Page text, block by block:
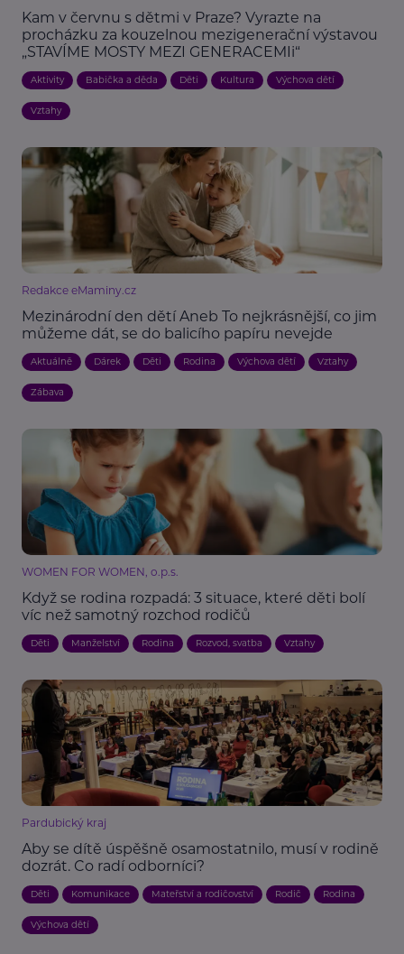
Kam v červnu s dětmi v Praze? Vyrazte na
procházku za kouzelnou mezigenerační výstavou
„STAVÍME MOSTY MEZI GENERACEMIi“
Aktivity Babička a děda Děti Kultura Výchova dětí
Vztahy
Redakce eMaminy.cz
Mezinárodní den dětí Aneb To nejkrásnější, co jim
můžeme dát, se do balicího papíru nevejde
Aktuálně Dárek Děti Rodina Výchova dětí Vztahy
Zábava
WOMEN FOR WOMEN, o.p.s.
Když se rodina rozpadá: 3 situace, které děti bolí
víc než samotný rozchod rodičů
Děti Manželství Rodina Rozvod, svatba Vztahy
Pardubický kraj
Aby se dítě úspěšně osamostatnilo, musí v rodině
dozrát. Co radí odborníci?
Děti Komunikace Mateřství a rodičovství Rodič Rodina
Výchova dětí